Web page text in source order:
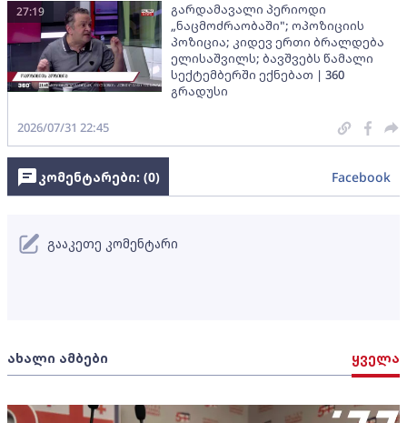
გარდამავალი პერიოდი
„ნაცმოძრაობაში"; ოპოზიციის
პოზიცია; კიდევ ერთი ბრალდება
ელისაშვილს; ბავშვებს წამალი
სექტემბერში ექნებათ | 360
გრადუსი
27:19
2026/07/31 22:45
ახალი ამბები ყველა
კომენტარები: (0) Facebook
გააკეთე კომენტარი